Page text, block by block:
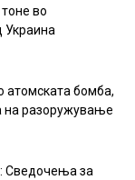
во
Украина
атомската бомба,
на разоружување
Сведочења за